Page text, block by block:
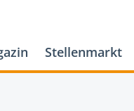
Stellenmarkt